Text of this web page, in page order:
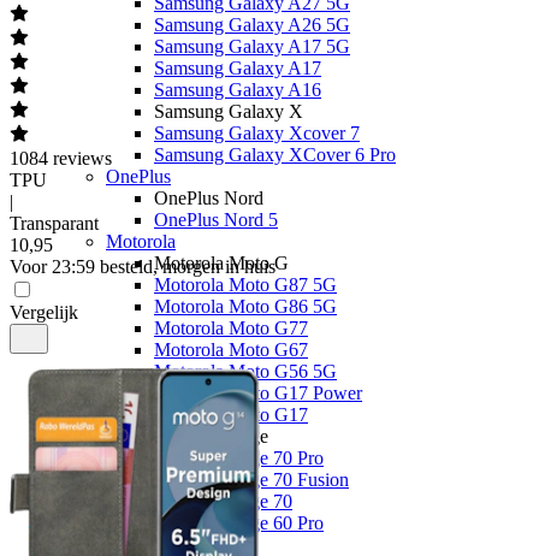
Samsung Galaxy A26 5G
Samsung Galaxy A17 5G
Samsung Galaxy A17
Samsung Galaxy A16
Samsung Galaxy X
Samsung Galaxy Xcover 7
Samsung Galaxy XCover 6 Pro
OnePlus
OnePlus Nord
OnePlus Nord 5
Motorola
Motorola Moto G
Motorola Moto G87 5G
Motorola Moto G86 5G
Motorola Moto G77
Motorola Moto G67
Motorola Moto G56 5G
Motorola Moto G17 Power
Motorola Moto G17
Motorola Edge
Motorola Edge 70 Pro
Motorola Edge 70 Fusion
Motorola Edge 70
Motorola Edge 60 Pro
Google
1084 reviews
TPU
|
Transparant
10,95
Voor 23:59 besteld, morgen in huis
Vergelijk